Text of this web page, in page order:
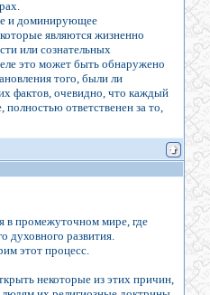
и доминирующее
являются жизненно
или сознательных
это может быть обнаружено
того, были ли
фактов, очевидно, что каждый
полностью ответственен за то,
в промежуточном мире, где
духовного развития.
этот процесс.
некоторые из этих причин,